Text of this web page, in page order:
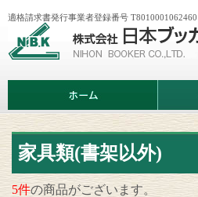
会
日
ッ
カ
適格請求書発行事業者登録番号 T8010001062460
ム
ビ
案
家具類(書架以外)
5件の商品がございます。